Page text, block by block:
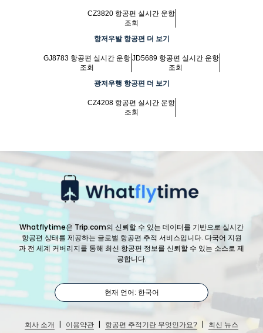
CZ3820 항공편 실시간 운항
조회
항저우발 항공편 더 보기
GJ8783 항공편 실시간 운항
조회
JD5689 항공편 실시간 운항
조회
광저우행 항공편 더 보기
CZ4208 항공편 실시간 운항
조회
Whatflytime은 Trip.com의 신뢰할 수 있는 데이터를 기반으로 실시간
항공편 상태를 제공하는 글로벌 항공편 추적 서비스입니다. 다국어 지원
과 전 세계 커버리지를 통해 최신 항공편 정보를 신뢰할 수 있는 소스로 제
공합니다.
현재 언어: 한국어
회사 소개 | 이용약관 | 항공편 추적기란 무엇인가요? | 최신 뉴스